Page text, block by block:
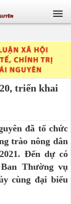
triển khai
đã tổ chức
trào nông dân
Đến dự có
Thường vụ
cùng đại biểu